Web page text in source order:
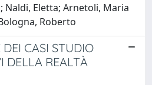
Naldi, Eletta; Arnetoli, Maria
Roberto
CASI STUDIO
DELLA REALTÀ